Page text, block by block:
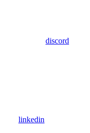
discord
linkedin